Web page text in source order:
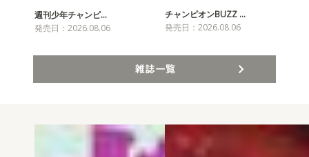
週刊少年チャンピ…
発売日：2026.08.06
チャンピオンBUZZ …
発売日：2026.08.06